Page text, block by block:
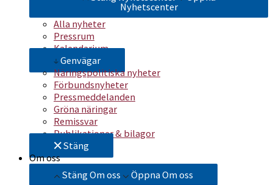
Nyhetscenter
Alla nyheter
Pressrum
Kalendarium
Genvägar
Näringspolitiska nyheter
Förbundsnyheter
Pressmeddelanden
Gröna näringar
Remissvar
Publikationer & bilagor
Stäng
Om oss
Stäng Om oss
Öppna Om oss